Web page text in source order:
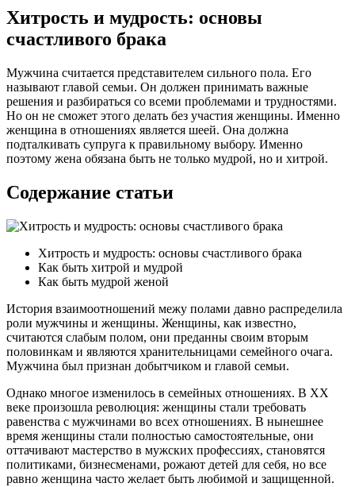
Хитрость и мудрость: основы
счастливого брака
Мужчина считается представителем сильного пола. Его
называют главой семьи. Он должен принимать важные
решения и разбираться со всеми проблемами и трудностями.
Но он не сможет этого делать без участия женщины. Именно
женщина в отношениях является шеей. Она должна
подталкивать супруга к правильному выбору. Именно
поэтому жена обязана быть не только мудрой, но и хитрой.
Содержание статьи
Хитрость и мудрость: основы счастливого брака
Как быть хитрой и мудрой
Как быть мудрой женой
История взаимоотношений межу полами давно распределила
роли мужчины и женщины. Женщины, как известно,
считаются слабым полом, они преданны своим вторым
половинкам и являются хранительницами семейного очага.
Мужчина был признан добытчиком и главой семьи.
Однако многое изменилось в семейных отношениях. В ХХ
веке произошла революция: женщины стали требовать
равенства с мужчинами во всех отношениях. В нынешнее
время женщины стали полностью самостоятельные, они
оттачивают мастерство в мужских профессиях, становятся
политиками, бизнесменами, рожают детей для себя, но все
равно женщина часто желает быть любимой и защищенной.